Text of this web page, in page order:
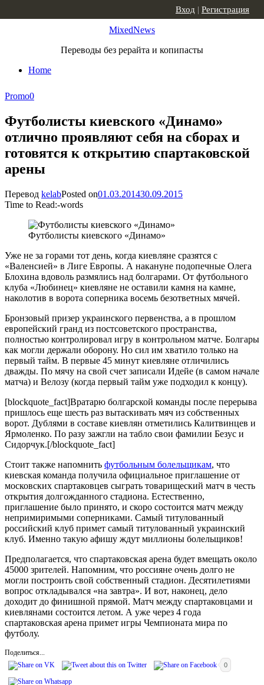
MixedNews
Переводы без рерайта и копипасты
Home
Вход | Регистрация
Promo0
Футболисты киевского «Динамо»
отлично проявляют себя на сборах и
готовятся к открытию спартаковской
арены
Перевод kelabPosted on01.03.201430.09.2015
Time to Read:-words
Футболисты киевского «Динамо»
Уже не за горами тот день, когда киевляне сразятся с
«Валенсией» в Лиге Европы. А накануне подопечные Олега
Блохина вдоволь размялись над болгарами. От футбольного
клуба «Любинец» киевляне не оставили камня на камне,
наколотив в ворота соперника восемь безответных мячей.
Бронзовый призер украинского первенства, а в прошлом
европейский гранд из постсоветского пространства,
полностью контролировал игру в контрольном матче. Болгары
как могли держали оборону. Но сил им хватило только на
первый тайм. В первые 45 минут киевляне отличились
дважды. По мячу на свой счет записали Идейе (в самом начале
матча) и Велозу (когда первый тайм уже подходил к концу).
[blockquote_fact]Вратарю болгарской команды после перерыва
пришлось еще шесть раз вытаскивать мяч из собственных
ворот. Дублями в составе киевлян отметились Калитвинцев и
Ярмоленко. По разу зажгли на табло свои фамилии Безус и
Сидорчук.[/blockquote_fact]
Стоит также напомнить футбольным болельщикам, что
киевская команда получила официальное приглашение от
московских спартаковцев сыграть товарищеский матч в честь
открытия долгожданного стадиона. Естественно,
приглашение было принято, и скоро состоится матч между
непримиримыми соперниками. Самый титулованный
российский клуб примет самый титулованный украинский
клуб. Именно такую афишу ждут миллионы болельщиков!
Предполагается, что спартаковская арена будет вмещать около
45000 зрителей. Напомним, что россияне очень долго не
могли построить свой собственный стадион. Десятилетиями
вопрос откладывался «на завтра». И вот, наконец, дело
доходит до финишной прямой. Матч между спартаковцами и
киевлянами состоится летом. А уже через 4 года
спартаковская арена примет игры Чемпионата мира по
футболу.
Поделиться...
0